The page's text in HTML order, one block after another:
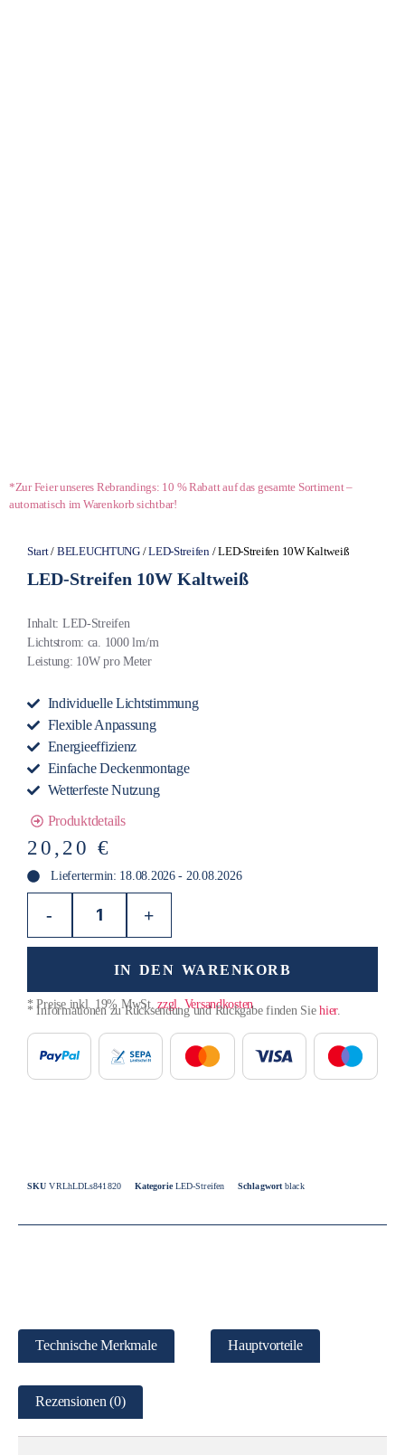
*Zur Feier unseres Rebrandings: 10 % Rabatt auf das gesamte Sortiment –
automatisch im Warenkorb sichtbar!
Start/ BELEUCHTUNG/LED-Streifen / LED-Streifen 10W Kaltweiß
LED-Streifen 10W Kaltweiß
Inhalt: LED-Streifen
Lichtstrom: ca. 1000 lm/m
Leistung: 10W pro Meter
Individuelle Lichtstimmung
Flexible Anpassung
Energieeffizienz
Einfache Deckenmontage
Wetterfeste Nutzung
Produktdetails
20,20 €
Liefertermin: 18.08.2026 - 20.08.2026
- +
IN DEN WARENKORB
* Preise inkl. 19% MwSt.zzgl. Versandkosten
* Informationen zu Rücksendung und Rückgabe finden Siehier.
SKUVRLhLDLs841820 Kategorie LED-Streifen Schlagwort black
Technische Merkmale Hauptvorteile
Rezensionen (0)